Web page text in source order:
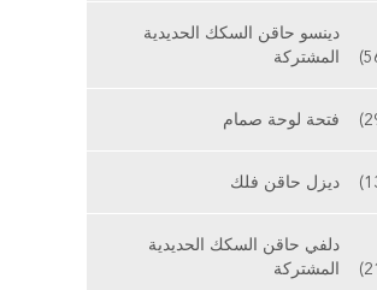
دينسو حاقن السكك الحديدية
المشتركة
فتحة لوحة صمام
ديزل حاقن فلك
دلفي حاقن السكك الحديدية
المشتركة